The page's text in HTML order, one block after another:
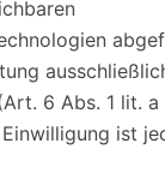
6 Abs. 1 lit. a
ist